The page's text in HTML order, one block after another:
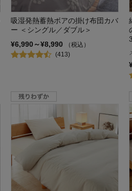
吸湿発熱蓄熱ボアの掛け布団カバ
ー ＜シングル／ダブル＞
¥6,990～¥8,990
（税込）
(413)